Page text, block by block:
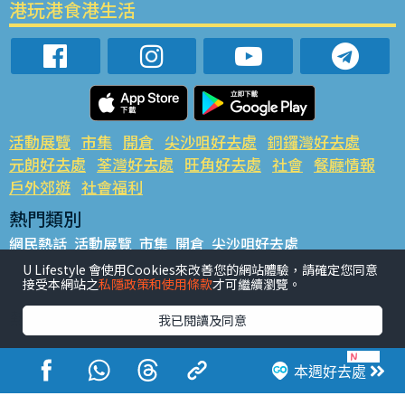
本週好去處
港玩港食港生活
活動展覽 市集 開倉 尖沙咀好去處 銅鑼灣好去處
元朗好去處 荃灣好去處 旺角好去處 社會 餐廳情報
戶外郊遊 社會福利
熱門類別
網民熱話 活動展覽 市集 開倉 尖沙咀好去處
銅鑼灣好去處 元朗好去處 荃灣好去處 旺角好去處 社會
餐廳情報 戶外郊遊
熱門標籤
#UGO搵好去處 #人氣活動推介 #美食社群熱話
#親子玩樂好去處
#ULifestyle應用程式
#限時搶
#UJetso禮物放送
#ULifestyle商戶中心 #著數 #網絡熱話
U Lifestyle 會使用Cookies來改善您的網站體驗，請確定您同意
接受本網站之私隱政策和使用條款才可繼續瀏覽。
我已閱讀及同意